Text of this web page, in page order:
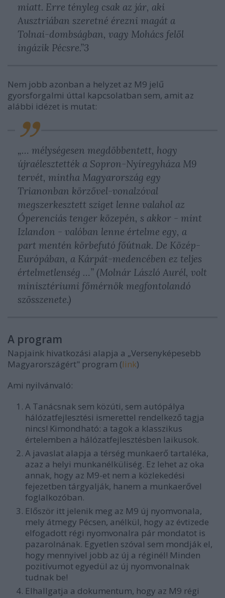
miatt. Erre tényleg csak az jár, aki
Ausztriában szeretné érezni magát a
Tolnai-dombságban, vagy Mohács felől
ingázik Pécsre.”3
Nem jobb azonban a helyzet az M9 jelű
gyorsforgalmi úttal kapcsolatban sem, amit az
alábbi idézet is mutat:
„… mélységesen megdöbbentett, hogy
újraélesztették a Sopron-Nyíregyháza M9
tervét, mintha Magyarország egy
Trianonban körzővel-vonalzóval
megszerkesztett sziget lenne valahol az
Óperenciás tenger közepén, s akkor - mint
Izlandon - valóban lenne értelme egy, a
part mentén körbefutó főútnak. De Közép-
Európában, a Kárpát-medencében ez teljes
értelmetlenség …” (Molnár László Aurél, volt
minisztériumi főmérnök megfontolandó
szösszenete.)
A program
Napjaink hivatkozási alapja a „Versenyképesebb
Magyarországért" program (link)
Ami nyilvánvaló:
A Tanácsnak sem közúti, sem autópálya
hálózatfejlesztési ismerettel rendelkező tagja
nincs! Kimondható: a tagok a klasszikus
értelemben a hálózatfejlesztésben laikusok.
A javaslat alapja a térség munkaerő tartaléka,
azaz a helyi munkanélküliség. Ez lehet az oka
annak, hogy az M9-et nem a közlekedési
fejezetben tárgyalják, hanem a munkaerővel
foglalkozóban.
Először itt jelenik meg az M9 új nyomvonala,
mely átmegy Pécsen, anélkül, hogy az évtizede
elfogadott régi nyomvonalra pár mondatot is
pazarolnának. Egyetlen szóval sem mondják el,
hogy mennyivel jobb az új a réginél! Minden
pozitívumot egyedül az új nyomvonalnak
tudnak be!
Elhallgatja a dokumentum, hogy az M9 régi